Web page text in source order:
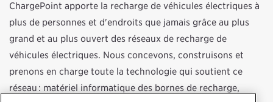
ChargePoint apporte la recharge de véhicules électriques à
plus de personnes et d'endroits que jamais grâce au plus
grand et au plus ouvert des réseaux de recharge de
véhicules électriques. Nous concevons, construisons et
prenons en charge toute la technologie qui soutient ce
réseau : matériel informatique des bornes de recharge,